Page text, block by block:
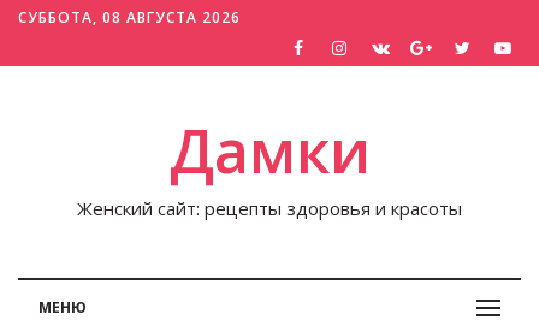
СУББОТА, 08 АВГУСТА 2026
Дамки
Женский сайт: рецепты здоровья и красоты
МЕНЮ